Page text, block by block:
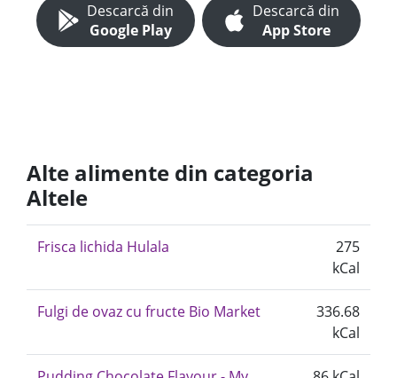
Descarcă din
Google Play
Descarcă din
App Store
Alte alimente din categoria
Altele
Frisca lichida Hulala
275
kCal
Fulgi de ovaz cu fructe Bio Market
336.68
kCal